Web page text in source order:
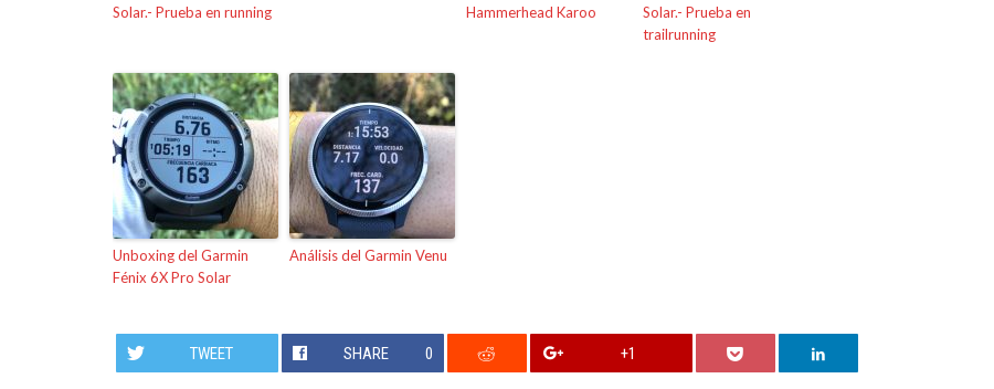
Solar.- Prueba en running
Hammerhead Karoo
Solar.- Prueba en
trailrunning
Unboxing del Garmin
Fénix 6X Pro Solar
Análisis del Garmin Venu
TWEET SHARE 0 +1